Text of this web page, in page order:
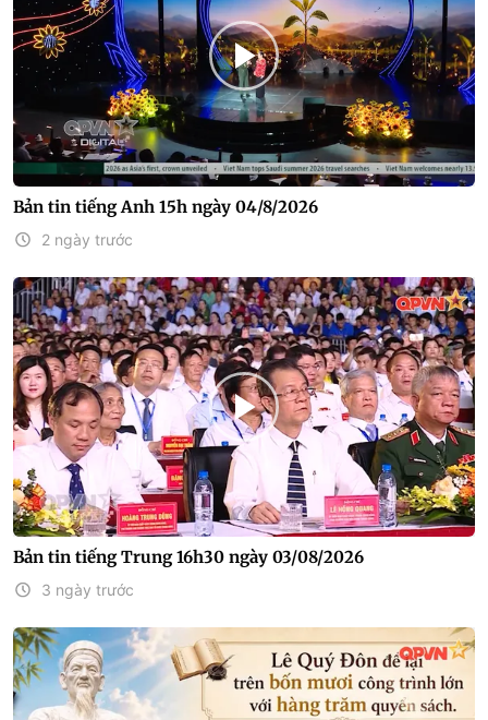
Bản tin tiếng Anh 15h ngày 04/8/2026
2 ngày trước
Bản tin tiếng Trung 16h30 ngày 03/08/2026
3 ngày trước